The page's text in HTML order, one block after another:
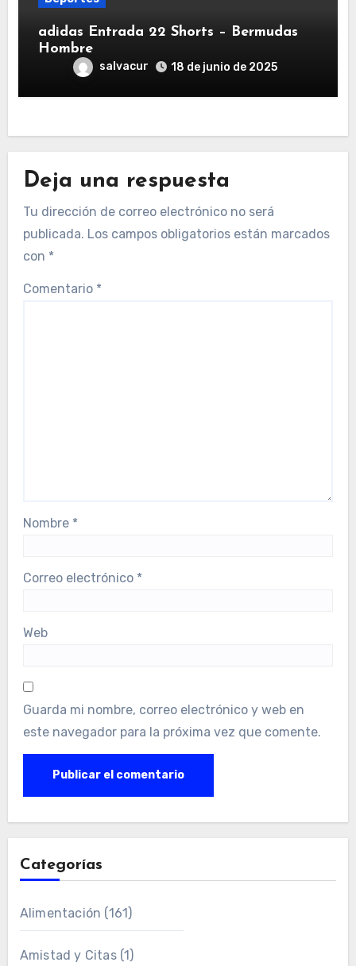
adidas Entrada 22 Shorts – Bermudas
Hombre
salvacur 18 de junio de 2025
Deja una respuesta
Tu dirección de correo electrónico no será
publicada. Los campos obligatorios están marcados
con *
Comentario *
Nombre *
Correo electrónico *
Web
Guarda mi nombre, correo electrónico y web en
este navegador para la próxima vez que comente.
Categorías
Alimentación (161)
Amistad y Citas(1)